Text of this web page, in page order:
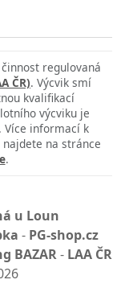
regulovaná
ČR). Výcvik smí
kvalifikací
výcviku je
Více informací k
na stránce
.
u Loun
- PG-shop.cz
BAZAR- LAA ČR